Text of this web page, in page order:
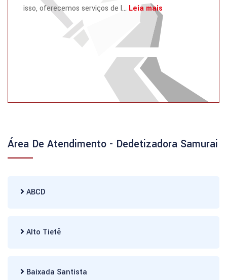
isso, oferecemos serviços de l... Leia mais
Área De Atendimento - Dedetizadora Samurai
ABCD
Alto Tietê
Baixada Santista